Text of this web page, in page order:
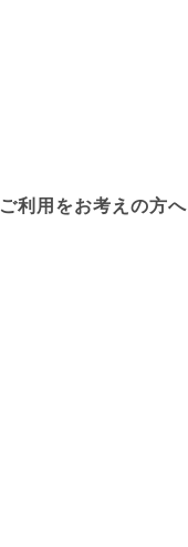
ご利用をお考えの方へ